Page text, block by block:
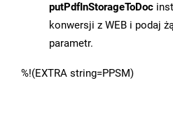
putPdfInStorageToDoc
konwersji z WEB i podaj
parametr.
%!(EXTRA string=PPSM)